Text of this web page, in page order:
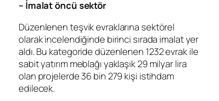
– İmalat öncü sektör
Düzenlenen teşvik evraklarına sektörel
olarak incelendiğinde birinci sırada imalat yer
aldı. Bu kategoride düzenlenen 1232 evrak ile
sabit yatırım meblağı yaklaşık 29 milyar lira
olan projelerde 36 bin 279 kişi istihdam
edilecek.